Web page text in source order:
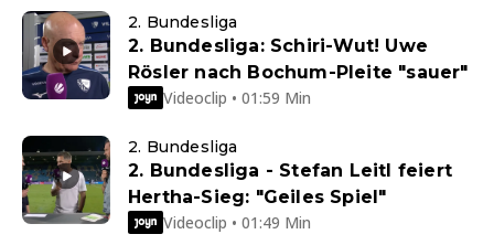
2. Bundesliga
2. Bundesliga: Schiri-Wut! Uwe
Rösler nach Bochum-Pleite "sauer"
Videoclip • 01:59 Min
2. Bundesliga
2. Bundesliga - Stefan Leitl feiert
Hertha-Sieg: "Geiles Spiel"
Videoclip • 01:49 Min